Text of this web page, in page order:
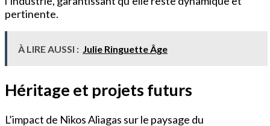
pertinente.
À LIRE AUSSI : Julie Ringuette Âge
Héritage et projets futurs
L’impact de Nikos Aliagas sur le paysage du